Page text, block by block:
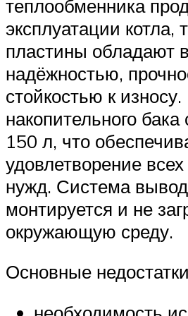
теплообменника
эксплуатации котла,
пластины обладают
надёжностью,
стойкостью к
накопительного бака
150 л, что
удовлетворение
нужд. Система
монтируется и не
окружающую среду.
Основные